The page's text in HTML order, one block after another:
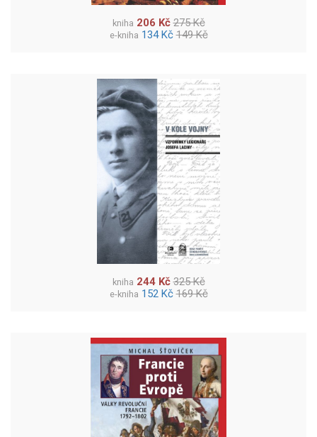
kniha 206 Kč 275 Kč
e-kniha 134 Kč 149 Kč
kniha 244 Kč 325 Kč
e-kniha 152 Kč 169 Kč